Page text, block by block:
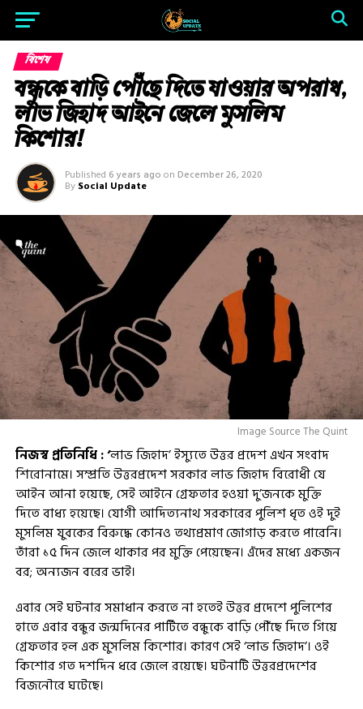
বিশেষ
বন্ধুকে বাড়ি পৌঁছে দিতে যাওয়ার অপরাধ,
লাভ জিহাদ আইনে জেলে মুসলিম
কিশোর!
Published 6 years ago on December 26, 2020
By Social Update
Image Source The Quint
নিজস্ব প্রতিনিধি : ‘লাভ জিহাদ’ ইস্যুতে উত্তর প্রদেশ এখন সংবাদ
শিরোনামে। সম্প্রতি উত্তরপ্রদেশ সরকার লাভ জিহাদ বিরোধী যে
আইন আনা হয়েছে, সেই আইনে গ্রেফতার হওয়া দু’জনকে মুক্তি
দিতে বাধ্য হয়েছে। যোগী আদিত্যনাথ সরকারের পুলিশ ধৃত ওই দুই
মুসলিম যুবকের বিরুদ্ধে কোনও তথ্যপ্রমাণ জোগাড় করতে পারেনি।
তাঁরা ১৫ দিন জেলে থাকার পর মুক্তি পেয়েছেন। এঁদের মধ্যে একজন
বর; অন্যজন বরের ভাই।
এবার সেই ঘটনার সমাধান করতে না হতেই উত্তর প্রদেশে পুলিশের
হাতে এবার বন্ধুর জন্মদিনের পার্টিতে বন্ধুকে বাড়ি পৌঁছে দিতে গিয়ে
গ্রেফতার হল এক মুসলিম কিশোর। কারণ সেই ‘লাভ জিহাদ’। ওই
কিশোর গত দশদিন ধরে জেলে রয়েছে। ঘটনাটি উত্তরপ্রদেশের
বিজনৌরে ঘটেছে।